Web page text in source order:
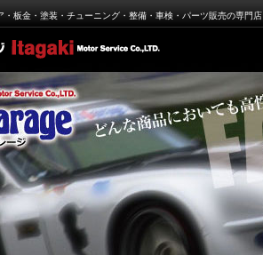
・板金・塗装・チューニング・整備・車検・パーツ販売の専門店